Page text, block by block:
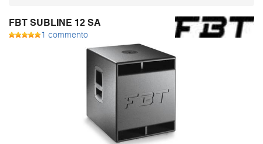
FBT SUBLINE 12 SA
1 commento